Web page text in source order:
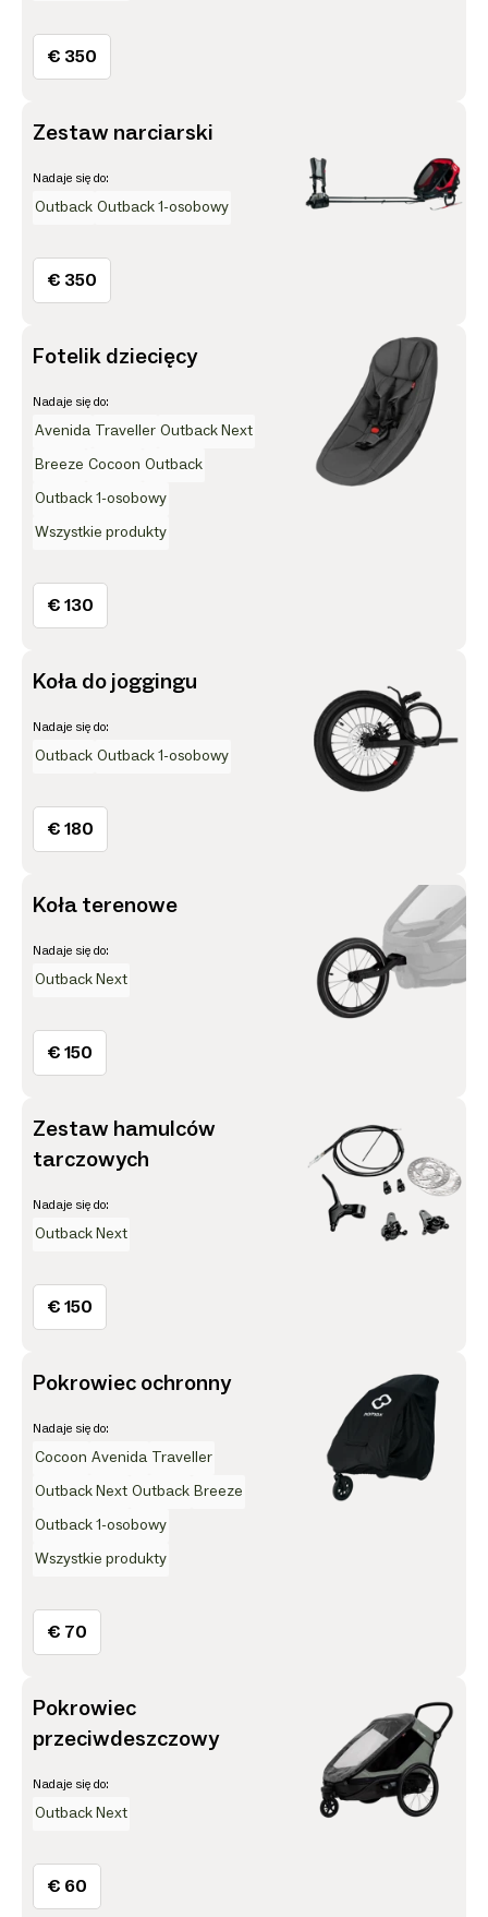
€ 350
Zestaw narciarski
Nadaje się do:
Outback Outback 1-osobowy
€ 350
Fotelik dziecięcy
Nadaje się do:
Avenida Traveller Outback Next
Breeze Cocoon Outback
Outback 1-osobowy
Wszystkie produkty
€ 130
Koła do joggingu
Nadaje się do:
Outback Outback 1-osobowy
€ 180
Koła terenowe
Nadaje się do:
Outback Next
€ 150
Zestaw hamulców
tarczowych
Nadaje się do:
Outback Next
€ 150
Pokrowiec ochronny
Nadaje się do:
Cocoon Avenida Traveller
Outback Next Outback Breeze
Outback 1-osobowy
Wszystkie produkty
€ 70
Pokrowiec
przeciwdeszczowy
Nadaje się do:
Outback Next
€ 60